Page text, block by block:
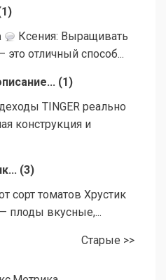
1)
Ксения: Выращивать
отличный способ...
(1)
TINGER реально
конструкция и
(3)
сорт томатов Хрустик
плоды вкусные,...
Старые >>